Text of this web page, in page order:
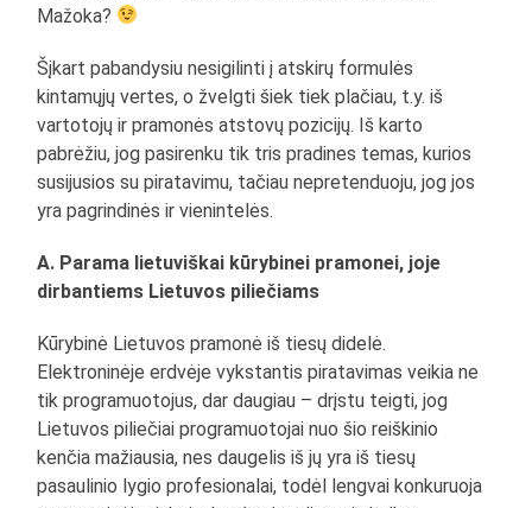
Mažoka?
Šįkart pabandysiu nesigilinti į atskirų formulės
kintamųjų vertes, o žvelgti šiek tiek plačiau, t.y. iš
vartotojų ir pramonės atstovų pozicijų. Iš karto
pabrėžiu, jog pasirenku tik tris pradines temas, kurios
susijusios su piratavimu, tačiau nepretenduoju, jog jos
yra pagrindinės ir vienintelės.
A. Parama lietuviškai kūrybinei pramonei, joje
dirbantiems Lietuvos piliečiams
Kūrybinė Lietuvos pramonė iš tiesų didelė.
Elektroninėje erdvėje vykstantis piratavimas veikia ne
tik programuotojus, dar daugiau – drįstu teigti, jog
Lietuvos piliečiai programuotojai nuo šio reiškinio
kenčia mažiausia, nes daugelis iš jų yra iš tiesų
pasaulinio lygio profesionalai, todėl lengvai konkuruoja